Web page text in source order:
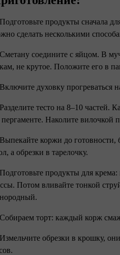
продукты сначала
сделать несколькими
соедините с яйцом. В
не крутое. Положите его в
духовку прогреваться
тесто на 8–10 частей.
пергаменте. Наколите вилочкой
коржи до
а обрезки в тарелочку.
продукты для
Потом вливайте тонкой
торт: каждый корж
обрезки в крошку,